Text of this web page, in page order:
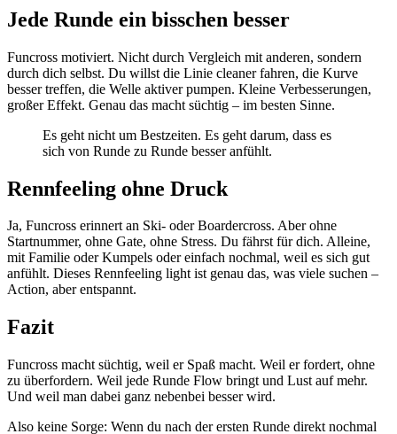
Jede Runde ein bisschen besser
Funcross motiviert. Nicht durch Vergleich mit anderen, sondern
durch dich selbst. Du willst die Linie cleaner fahren, die Kurve
besser treffen, die Welle aktiver pumpen. Kleine Verbesserungen,
großer Effekt. Genau das macht süchtig – im besten Sinne.
Es geht nicht um Bestzeiten. Es geht darum, dass es
sich von Runde zu Runde besser anfühlt.
Rennfeeling ohne Druck
Ja, Funcross erinnert an Ski- oder Boardercross. Aber ohne
Startnummer, ohne Gate, ohne Stress. Du fährst für dich. Alleine,
mit Familie oder Kumpels oder einfach nochmal, weil es sich gut
anfühlt. Dieses Rennfeeling light ist genau das, was viele suchen –
Action, aber entspannt.
Fazit
Funcross macht süchtig, weil er Spaß macht. Weil er fordert, ohne
zu überfordern. Weil jede Runde Flow bringt und Lust auf mehr.
Und weil man dabei ganz nebenbei besser wird.
Also keine Sorge: Wenn du nach der ersten Runde direkt nochmal